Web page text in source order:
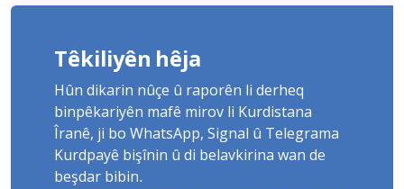
Têkiliyên hêja
Hûn dikarin nûçe û raporên li derheq
binpêkariyên mafê mirov li Kurdistana
Îranê, ji bo WhatsApp, Signal û Telegrama
Kurdpayê bişînin û di belavkirina wan de
beşdar bibin.